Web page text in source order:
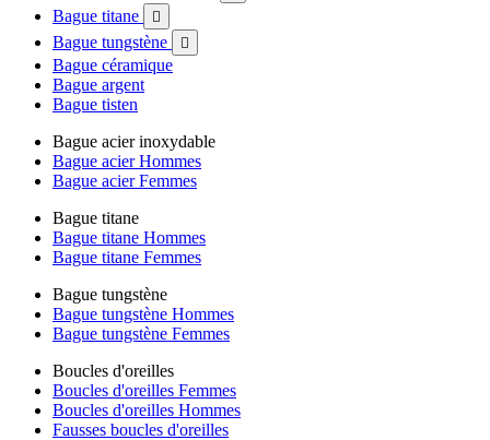
Bague titane 
Bague tungstène 
Bague céramique
Bague argent
Bague tisten
Bague acier inoxydable
Bague acier Hommes
Bague acier Femmes
Bague titane
Bague titane Hommes
Bague titane Femmes
Bague tungstène
Bague tungstène Hommes
Bague tungstène Femmes
Boucles d'oreilles
Boucles d'oreilles Femmes
Boucles d'oreilles Hommes
Fausses boucles d'oreilles